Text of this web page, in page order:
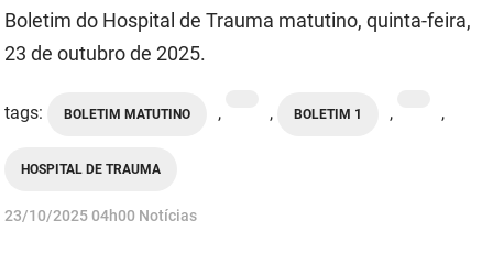
Boletim do Hospital de Trauma matutino, quinta-feira,
23 de outubro de 2025.
tags: BOLETIM MATUTINO , , BOLETIM 1 , ,
HOSPITAL DE TRAUMA
publicado
23/10/202504h00 Notícias